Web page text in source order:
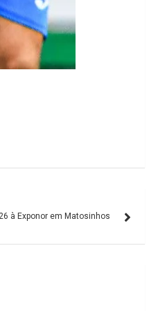
à Exponor em Matosinhos